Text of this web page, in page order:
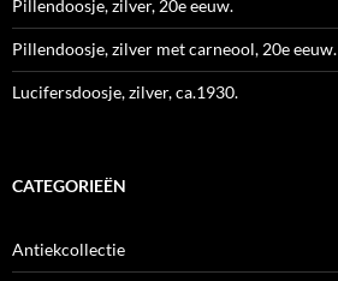
Pillendoosje, zilver, 20e eeuw.
Pillendoosje, zilver met carneool, 20e eeuw.
Lucifersdoosje, zilver, ca.1930.
CATEGORIEËN
Antiekcollectie